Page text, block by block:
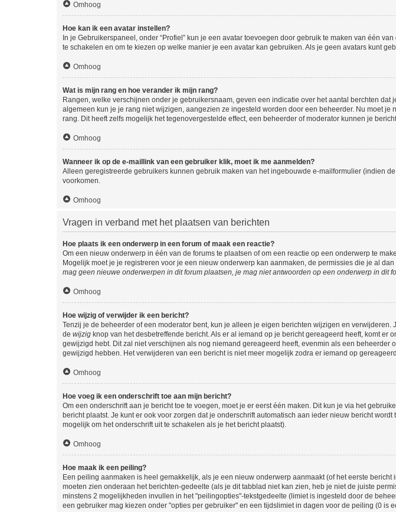
Omhoog
Hoe kan ik een avatar instellen?
In je Gebruikerspaneel, onder “Profiel” kun je een avatar toevoegen door gebruik te maken van één
te schakelen en om te kiezen op welke manier je een avatar kan gebruiken. Als je geen avatars kunt
Omhoog
Wat is mijn rang en hoe verander ik mijn rang?
Rangen, welke verschijnen onder je gebruikersnaam, geven een indicatie over het aantal berchten
algemeen kun je je rang niet wijzigen, aangezien ze ingesteld worden door een beheerder. Nu moet
rang. Dit heeft zelfs mogelijk het tegenovergestelde effect, een beheerder of moderator kunnen je
Omhoog
Wanneer ik op de e-maillink van een gebruiker klik, moet ik me aanmelden?
Alleen geregistreerde gebruikers kunnen gebruik maken van het ingebouwde e-mailformulier (indien
voorkomen.
Omhoog
Vragen in verband met het plaatsen van berichten
Hoe plaats ik een onderwerp in een forum of maak een reactie?
Om een nieuw onderwerp in één van de forums te plaatsen of om een reactie op een onderwerp te
Mogelijk moet je je registreren voor je een nieuw onderwerp kan aanmaken, de permissies die je al
mag geen nieuwe onderwerpen in dit forum plaatsen, je mag niet antwoorden op een onderwerp in dit
Omhoog
Hoe wijzig of verwijder ik een bericht?
Tenzij je de beheerder of een moderator bent, kun je alleen je eigen berichten wijzigen en
de wijzig knop van het desbetreffende bericht. Als er al iemand op je bericht gereageerd heeft, komt
gewijzigd hebt. Dit zal niet verschijnen als nog niemand gereageerd heeft, evenmin als een
gewijzigd hebben. Het verwijderen van een bericht is niet meer mogelijk zodra er iemand op
Omhoog
Hoe voeg ik een onderschrift toe aan mijn bericht?
Om een onderschrift aan je bericht toe te voegen, moet je er eerst één maken. Dit kun je via het
bericht plaatst. Je kunt er ook voor zorgen dat je onderschrift automatisch aan ieder nieuw bericht
mogelijk om het onderschrift uit te schakelen als je het bericht plaatst).
Omhoog
Hoe maak ik een peiling?
Een peiling aanmaken is heel gemakkelijk, als je een nieuw onderwerp aanmaakt (of het eerste
moeten zien onderaan het berichten-gedeelte (als je dit tabblad niet kan zien, heb je niet de juiste
minstens 2 mogelijkheden invullen in het "peilingopties"-tekstgedeelte (limiet is ingesteld door de
een gebruiker mag kiezen onder "opties per gebruiker" en een tijdslimiet in dagen voor de peiling (0 is